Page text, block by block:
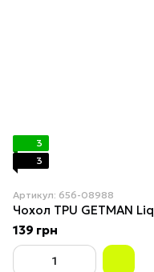
3
3
Артикул: 656-08988
139 грн